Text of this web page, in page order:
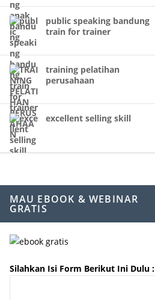
public speaking bandung
train for trainer
training pelatihan
perusahaan
excellent selling skill
MAU EBOOK & WEBINAR
GRATIS
Silahkan Isi Form Berikut Ini Dulu :